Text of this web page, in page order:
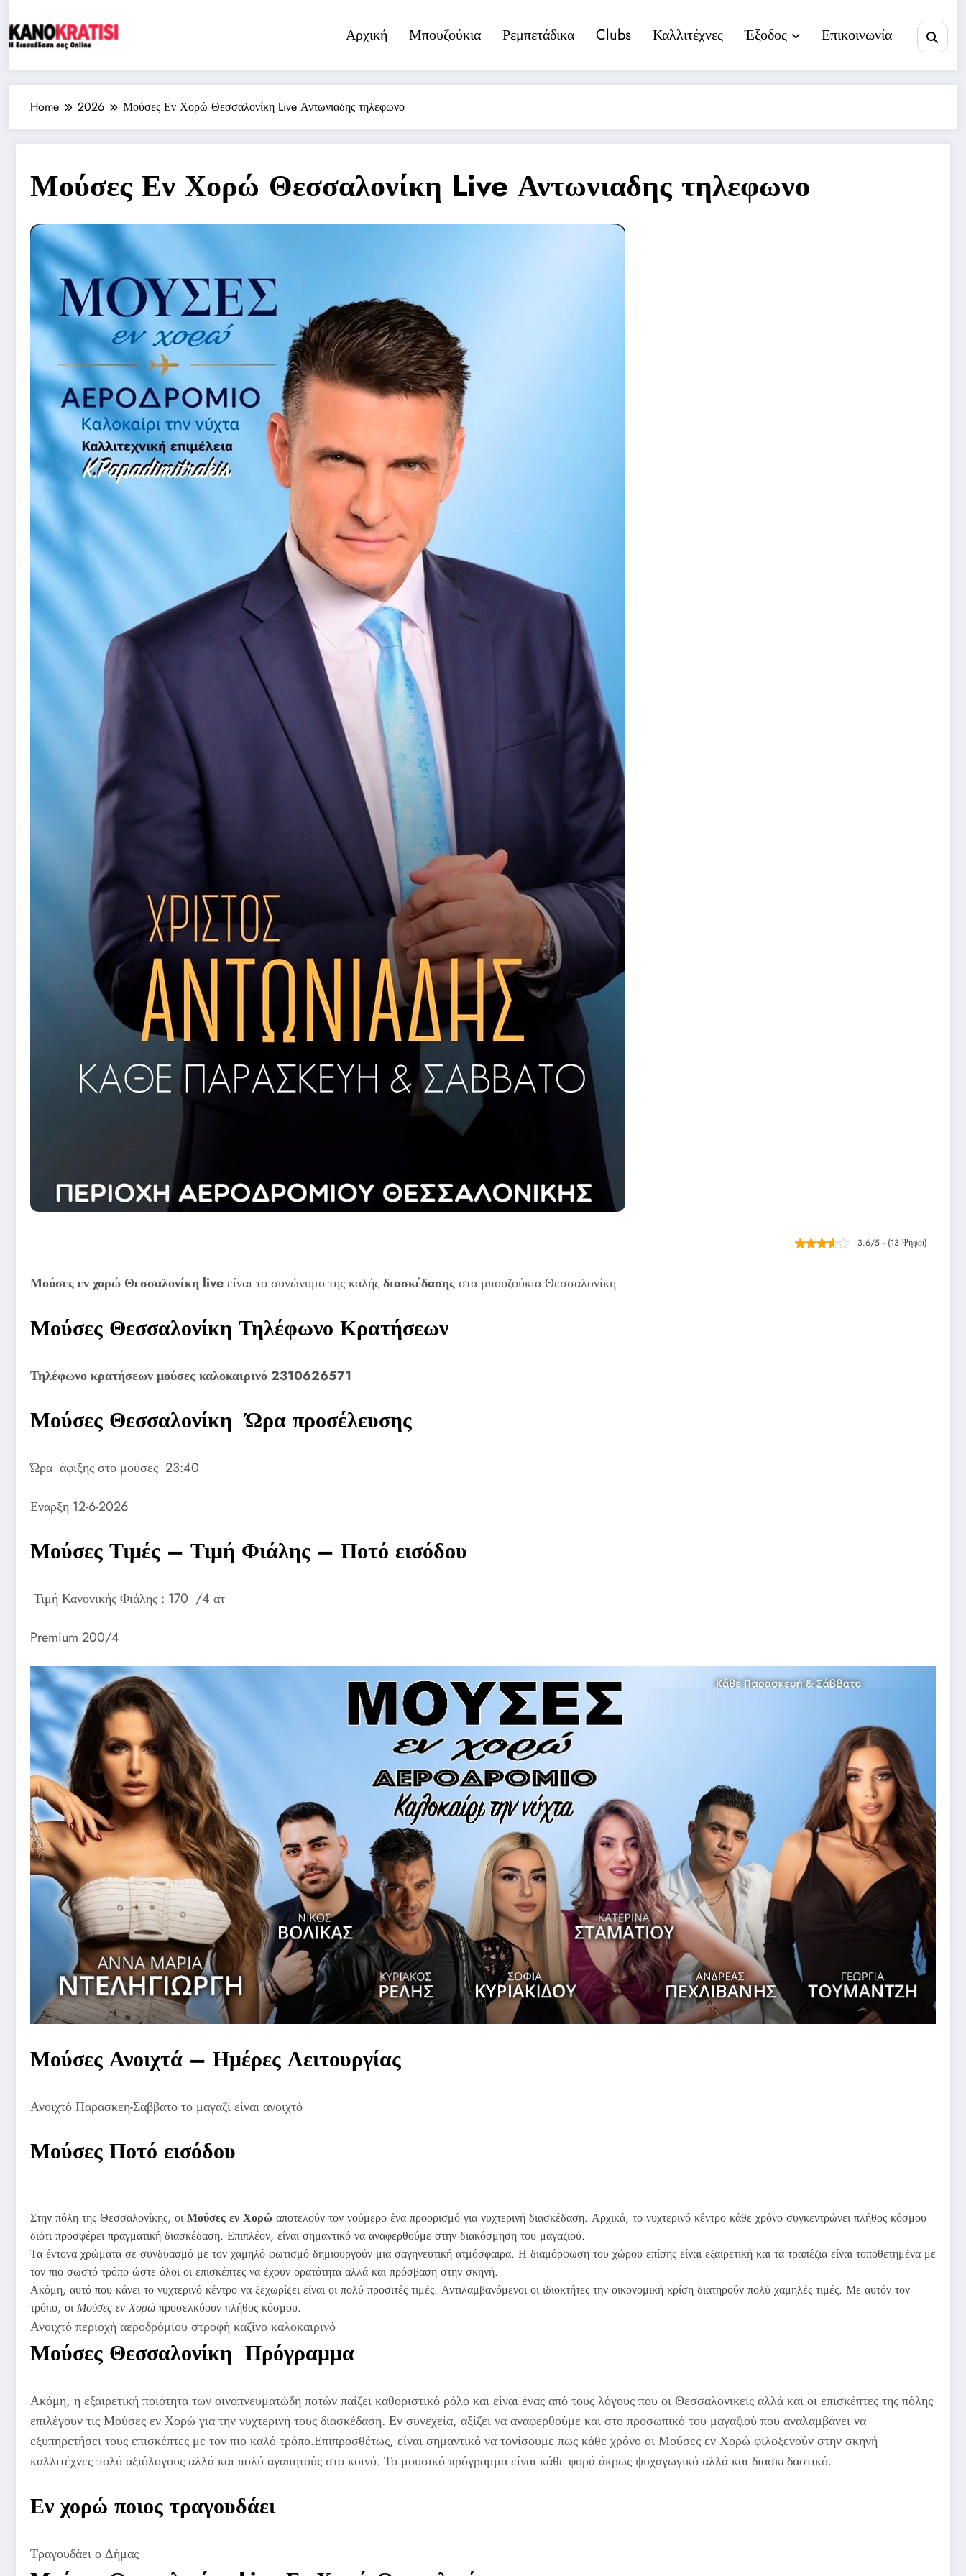
content
Αρχική Μπουζούκια Ρεμπετάδικα Clubs Καλλιτέχνες Έξοδος Επικοινωνία
Home 2026 Μούσες Εν Χορώ Θεσσαλονίκη Live Αντωνιαδης τηλεφωνο
Μούσες Εν Χορώ Θεσσαλονίκη Live Αντωνιαδης τηλεφωνο
3.6/5 - (13 Ψήφοι)
Μούσες εν χορώ Θεσσαλονίκη liveείναι το συνώνυμο της καλήςδιασκέδασηςστα μπουζούκια Θεσσαλονίκη
Μούσες Θεσσαλονίκη Τηλέφωνο Κρατήσεων
Τηλέφωνο κρατήσεωνμούσες καλοκαιρινό 2310626571
Μούσες Θεσσαλονίκη Ώρα προσέλευσης
Ώρα άφιξης στο μούσες 23:40
Εναρξη 12-6-2026
Μούσες Τιμές – Τιμή Φιάλης – Ποτό εισόδου
Τιμή Κανονικής Φιάλης : 170 /4 ατ
Premium 200/4
Μούσες Ανοιχτά – Ημέρες Λειτουργίας
Ανοιχτό Παρασκεη-Σαββατο το μαγαζί είναι ανοιχτό
Μούσες Ποτό εισόδου
Στην πόλη της Θεσσαλονίκης, οιΜούσες εν Χορώ αποτελούν τον νούμερο ένα προορισμό για νυχτερινή διασκέδαση. Αρχικά, το νυχτερινό κέντρο κάθε χρόνο συγκεντρώνει πλήθος κόσμου
διότι προσφέρει πραγματική διασκέδαση. Επιπλέον, είναι σημαντικό να αναφερθούμε στην διακόσμηση του μαγαζιού.
Τα έντονα χρώματα σε συνδυασμό με τον χαμηλό φωτισμό δημιουργούν μια σαγηνευτική ατμόσφαιρα. Η διαμόρφωση του χώρου επίσης είναι εξαιρετική και τα τραπέζια είναι τοποθετημένα με
τον πιο σωστό τρόπο ώστε όλοι οι επισκέπτες να έχουν ορατότητα αλλά και πρόσβαση στην σκηνή.
Ακόμη, αυτό που κάνει το νυχτερινό κέντρο να ξεχωρίζει είναι οι πολύ προσιτές τιμές. Αντιλαμβανόμενοι οι ιδιοκτήτες την οικονομική κρίση διατηρούν πολύ χαμηλές τιμές. Με αυτόν τον
τρόπο, οιΜούσες εν Χορώ προσελκύουν πλήθος κόσμου.
Ανοιχτό περιοχή αεροδρόμίου στροφή καζίνο καλοκαιρινό
Μούσες Θεσσαλονίκη Πρόγραμμα
Ακόμη, η εξαιρετική ποιότητα των οινοπνευματώδη ποτών παίζει καθοριστικό ρόλο και είναι ένας από τους λόγους που οι Θεσσαλονικείς αλλά και οι επισκέπτες της πόλης
επιλέγουν τις Μούσες εν Χορώ για την νυχτερινή τους διασκέδαση. Εν συνεχεία, αξίζει να αναφερθούμε και στο προσωπικό του μαγαζιού που αναλαμβάνει να
εξυπηρετήσει τους επισκέπτες με τον πιο καλό τρόπο.Επιπροσθέτως, είναι σημαντικό να τονίσουμε πως κάθε χρόνο οι Μούσες εν Χορώ φιλοξενούν στην σκηνή
καλλιτέχνες πολύ αξιόλογους αλλά και πολύ αγαπητούς στο κοινό. Το μουσικό πρόγραμμα είναι κάθε φορά άκρως ψυχαγωγικό αλλά και διασκεδαστικό.
Εν χορώ ποιος τραγουδάει
Τραγουδάει ο Δήμας